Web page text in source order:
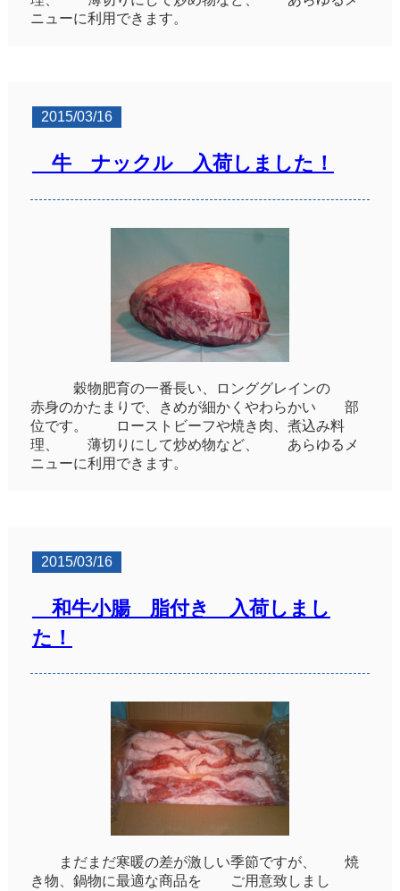
ニューに利用できます。
2015/03/16
牛 ナックル 入荷しました！
穀物肥育の一番長い、ロンググレインの
赤身のかたまりで、きめが細かくやわらかい 部
位です。 ローストビーフや焼き肉、煮込み料
理、 薄切りにして炒め物など、 あらゆるメ
ニューに利用できます。
2015/03/16
和牛小腸 脂付き 入荷しまし
た！
まだまだ寒暖の差が激しい季節ですが、 焼
き物、鍋物に最適な商品を ご用意致しまし